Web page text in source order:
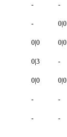
- -
- 0|0
0|0 0|0
0|3 -
0|0 0|0
- -
- -